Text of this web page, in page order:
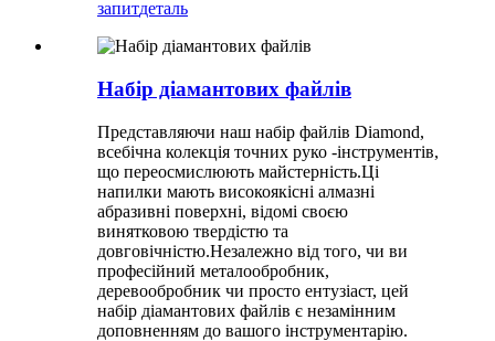
запитдеталь
Набір діамантових файлів
Представляючи наш набір файлів Diamond,
всебічна колекція точних руко -інструментів,
що переосмислюють майстерність.Ці
напилки мають високоякісні алмазні
абразивні поверхні, відомі своєю
винятковою твердістю та
довговічністю.Незалежно від того, чи ви
професійний металообробник,
деревообробник чи просто ентузіаст, цей
набір діамантових файлів є незамінним
доповненням до вашого інструментарію.